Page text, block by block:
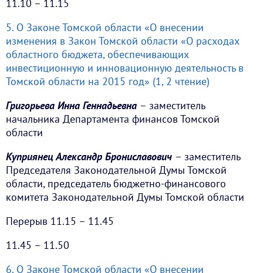
11.10 – 11.15
5. О Законе Томской области «О внесении
изменения в Закон Томской области «О расходах
областного бюджета, обеспечивающих
инвестиционную и инновационную деятельность в
Томской области на 2015 год» (1, 2 чтение)
Григорьева Инна Геннадьевна – заместитель
начальника Департамента финансов Томской
области
Куприянец Александр Брониславович – заместитель
Председателя Законодательной Думы Томской
области, председатель бюджетно-финансового
комитета Законодательной Думы Томской области
Перерыв 11.15 – 11.45
11.45 – 11.50
6. О Законе Томской области «О внесении